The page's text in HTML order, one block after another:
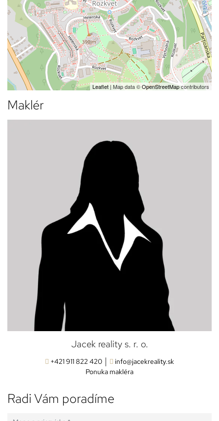
Leaflet | Map data ©OpenStreetMapcontributors
Maklér
Jacek reality s. r. o.
+421 911 822 420
info@jacekreality.sk
Ponuka makléra
Radi Vám poradíme